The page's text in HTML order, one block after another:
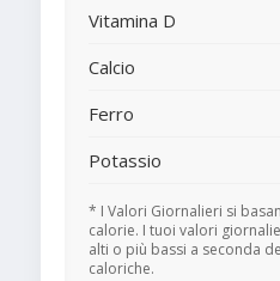
Vitamina D
Calcio
Ferro
Potassio
* I Valori Giornalieri si
calorie. I tuoi valori
alti o più bassi a seconda
caloriche.